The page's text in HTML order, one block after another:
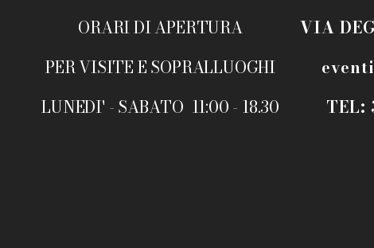
ORARI DI APERTURA
PER VISITE E SOPRALLUOGHI
LUNEDI' - SABATO 11:00 - 18.30
VIA
TEL: